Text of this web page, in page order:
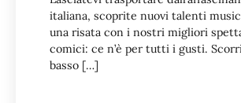
italiana, scoprite nuovi talenti
una risata con i nostri migliori
comici: ce n’è per tutti i gusti.
basso […]